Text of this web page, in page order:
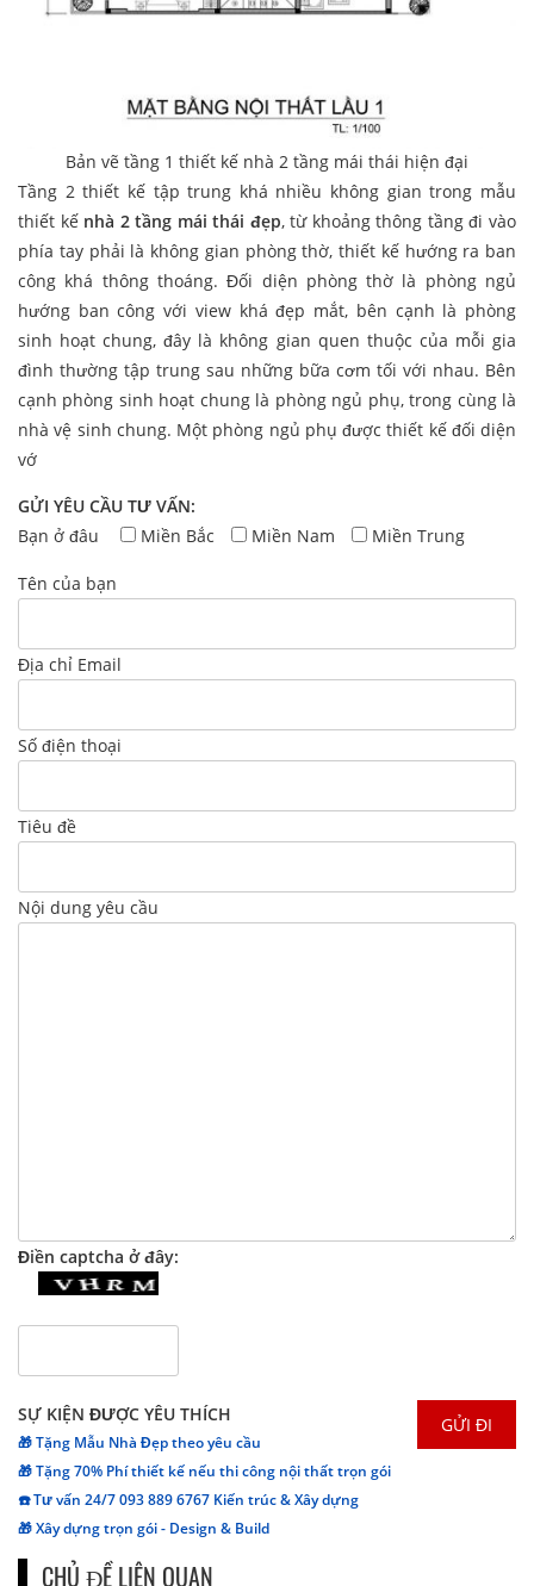
Bản vẽ tầng 1 thiết kế nhà 2 tầng mái thái hiện đại
Tầng 2 thiết kế tập trung khá nhiều không gian trong mẫu
thiết kế nhà 2 tầng mái thái đẹp, từ khoảng thông tầng đi vào
phía tay phải là không gian phòng thờ, thiết kế hướng ra ban
công khá thông thoáng. Đối diện phòng thờ là phòng ngủ
hướng ban công với view khá đẹp mắt, bên cạnh là phòng
sinh hoạt chung, đây là không gian quen thuộc của mỗi gia
đình thường tập trung sau những bữa cơm tối với nhau. Bên
cạnh phòng sinh hoạt chung là phòng ngủ phụ, trong cùng là
nhà vệ sinh chung. Một phòng ngủ phụ được thiết kế đối diện
vớ
GỬI YÊU CẦU TƯ VẤN:
Bạn ở đâu
Miền Bắc Miền Nam Miền Trung
Tên của bạn
Địa chỉ Email
Số điện thoại
Tiêu đề
Nội dung yêu cầu
Điền captcha ở đây:
SỰ KIỆN ĐƯỢC YÊU THÍCH
🎁 Tặng Mẫu Nhà Đẹp theo yêu cầu
🎁 Tặng 70% Phí thiết kế nếu thi công nội thất trọn gói
☎️ Tư vấn 24/7 093 889 6767 Kiến trúc & Xây dựng
🎁 Xây dựng trọn gói - Design & Build
CHỦ ĐỀ LIÊN QUAN